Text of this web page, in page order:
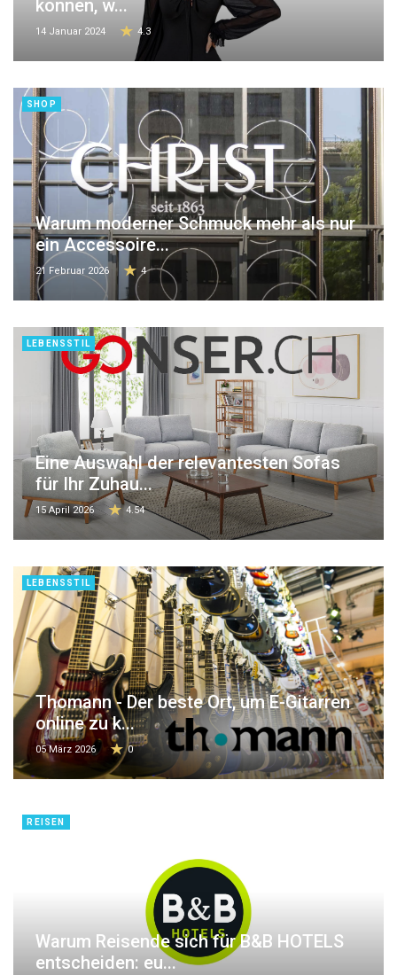
können, w...
14 Januar 2024 4.3
SHOP
Warum moderner Schmuck mehr als nur
ein Accessoire...
21 Februar 2026 4
LEBENSSTIL
Eine Auswahl der relevantesten Sofas
für Ihr Zuhau...
15 April 2026 4.54
LEBENSSTIL
Thomann - Der beste Ort, um E-Gitarren
online zu k...
05 März 2026 0
REISEN
Warum Reisende sich für B&B HOTELS
entscheiden: eu...